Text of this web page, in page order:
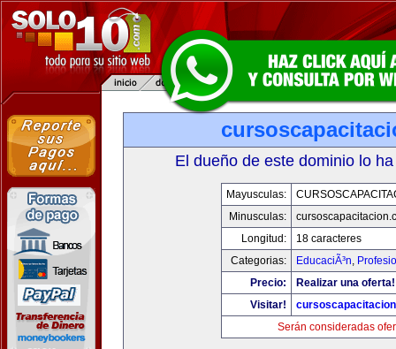
El dueño de este dominio lo
Mayusculas:
Minusculas:
Longitud:
18 caracteres
Categorias:
EducaciÃ³n,
Precio:
Realizar una oferta!
Visitar!
Serán consideradas